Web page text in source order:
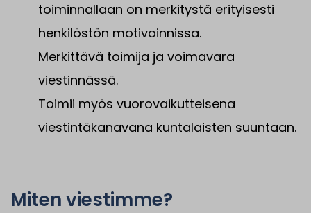
toiminnallaan on merkitystä erityisesti
henkilöstön motivoinnissa.
Merkittävä toimija ja voimavara
viestinnässä.
Toimii myös vuorovaikutteisena
viestintäkanavana kuntalaisten suuntaan.
Miten viestimme?